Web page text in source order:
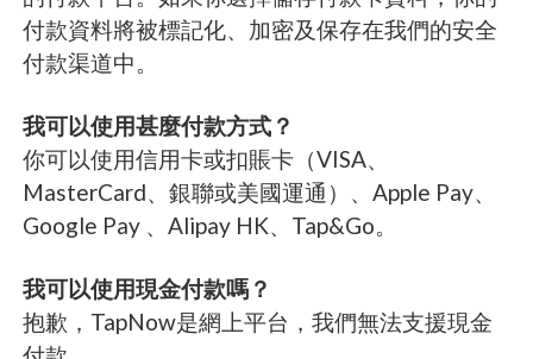
付款資料將被標記化、加密及保存在我們的安全
付款渠道中。
我可以使用甚麼付款方式？
你可以使用信用卡或扣賬卡（VISA、
MasterCard、銀聯或美國運通）、Apple Pay、
Google Pay 、Alipay HK、Tap&Go。
我可以使用現金付款嗎？
抱歉，TapNow是網上平台，我們無法支援現金